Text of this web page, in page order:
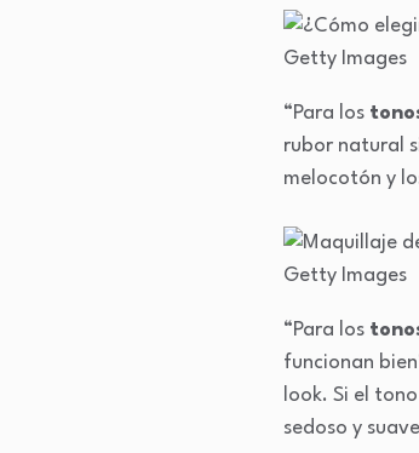
Getty Images
“Para los
rubor natural
melocotón y
Getty Images
“Para los
funcionan
look. Si el
sedoso y